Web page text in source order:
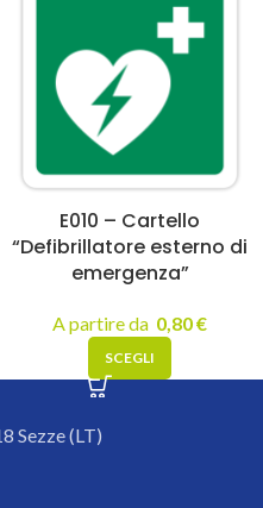
E010 – Cartello
“Defibrillatore esterno di
emergenza”
A partire da 0,80€
SCEGLI
Sezze (LT)